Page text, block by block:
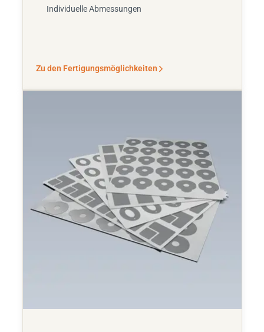
Individuelle Abmessungen
Zu den Fertigungsmöglichkeiten